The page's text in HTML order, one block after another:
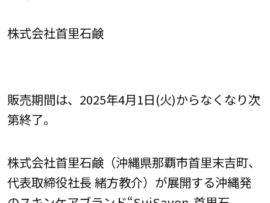
株式会社首里石鹸
販売期間は、2025年4月1日(火)からなくなり次
第終了。
株式会社首里石鹸（沖縄県那覇市首里末吉町、
代表取締役社⾧ 緒方教介）が展開する沖縄発